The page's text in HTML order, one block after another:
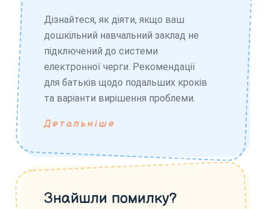
Дізнайтеся, як діяти, якщо ваш
дошкільний навчальний заклад не
підключений до системи
електронної черги. Рекомендації
для батьків щодо подальших кроків
та варіанти вирішення проблеми.
Детальніше
Знайшли помилку?